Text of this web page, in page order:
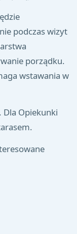
podczas wizyt
porządku.
wstawania w
Dla Opiekunki